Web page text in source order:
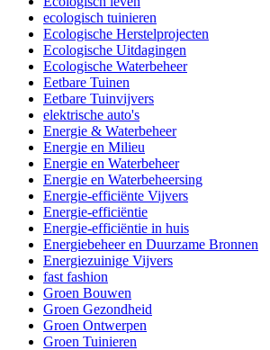
ecologisch tuinieren
Ecologische Herstelprojecten
Ecologische Uitdagingen
Ecologische Waterbeheer
Eetbare Tuinen
Eetbare Tuinvijvers
elektrische auto's
Energie & Waterbeheer
Energie en Milieu
Energie en Waterbeheer
Energie en Waterbeheersing
Energie-efficiënte Vijvers
Energie-efficiëntie
Energie-efficiëntie in huis
Energiebeheer en Duurzame Bronnen
Energiezuinige Vijvers
fast fashion
Groen Bouwen
Groen Gezondheid
Groen Ontwerpen
Groen Tuinieren